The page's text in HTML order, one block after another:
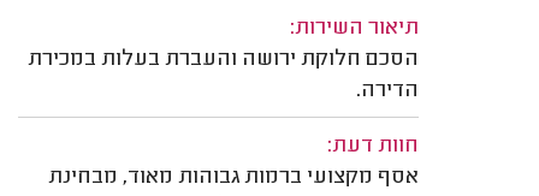
תיאור השירות:
הסכם חלוקת ירושה והעברת בעלות במכירת
הדירה.
חוות דעת:
אסף מקצועי ברמות גבוהות מאוד, מבחינת